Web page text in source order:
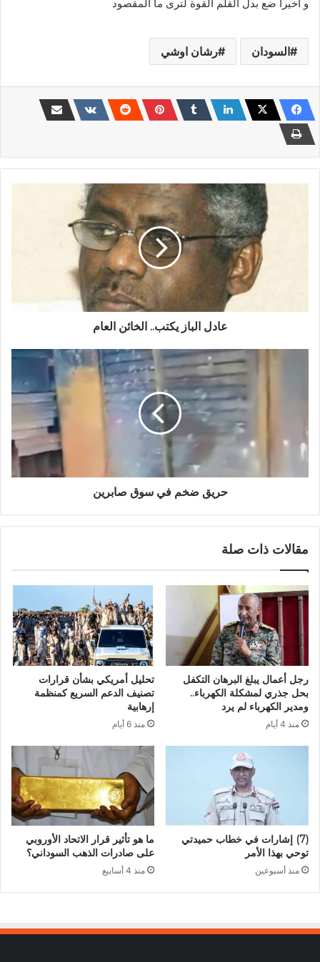
و اخيرا ضع بدل القلم القوة لترى ما المقصود
السودان رشان اوشي
عادل الباز يكتب.. الخائن العام
حريق ضخم في سوق صابرين
مقالات ذات صلة
رجل أعمال يبلغ البرهان التكفل
بحل جذري لمشكلة الكهرباء..
ومدير الكهرباء لم يرد
منذ 4 أيام
تحليل أمريكي بشأن قرارات
تصنيف الدعم السريع كمنظمة
إرهابية
منذ 6 أيام
(7) إشارات في خطاب حميدتي
توحي بهذا الأمر
منذ أسبوعين
ما هو تأثير قرار الاتحاد الأوروبي
على صادرات الذهب السوداني؟
منذ 4 أسابيع